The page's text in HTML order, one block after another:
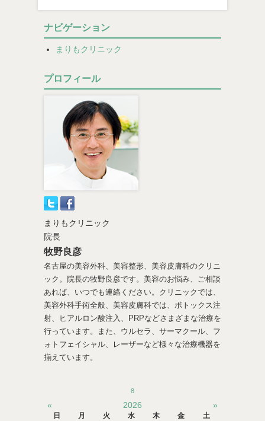
ナビゲーション
まりもクリニック
プロフィール
まりもクリニック
院長
牧野良彦
名古屋の美容外科、美容整形、美容皮膚科のクリニ
ック。院長の牧野良彦です。美容のお悩み、ご相談
あれば、いつでも連絡ください。クリニックでは、
美容外科手術全般、美容皮膚科では、ボトックス注
射、ヒアルロン酸注入、PRPなどさまざまな治療を
行っています。また、ウルセラ、サーマクール、フ
ォトフェイシャル、レーザーなど様々な治療機器を
揃えています。
8
« 2026 »
日 月 火 水 木 金
土